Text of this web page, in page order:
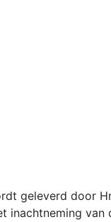
geleverd door
inachtneming